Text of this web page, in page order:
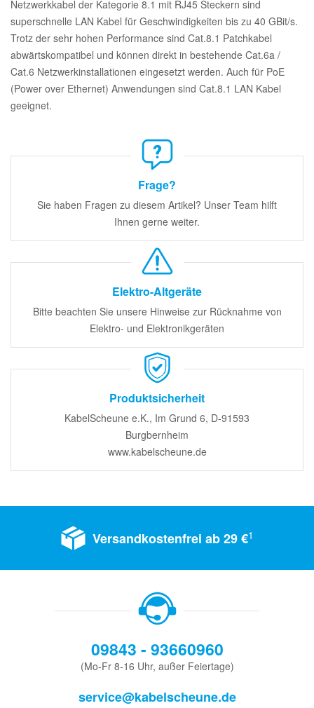
Netzwerkkabel der Kategorie 8.1 mit RJ45 Steckern sind
superschnelle LAN Kabel für Geschwindigkeiten bis zu 40 GBit/s.
Trotz der sehr hohen Performance sind Cat.8.1 Patchkabel
abwärtskompatibel und können direkt in bestehende Cat.6a /
Cat.6 Netzwerkinstallationen eingesetzt werden. Auch für PoE
(Power over Ethernet) Anwendungen sind Cat.8.1 LAN Kabel
geeignet.
Frage?
Sie haben Fragen zu diesem Artikel? Unser Team hilft
Ihnen gerne weiter.
Elektro-Altgeräte
Bitte beachten Sie unsere Hinweise zur Rücknahme von
Elektro- und Elektronikgeräten
Produktsicherheit
KabelScheune e.K., Im Grund 6, D-91593
Burgbernheim
www.kabelscheune.de
Versandkostenfrei ab 29 €1
09843 - 93660960
(Mo-Fr 8-16 Uhr, außer Feiertage)
service@kabelscheune.de